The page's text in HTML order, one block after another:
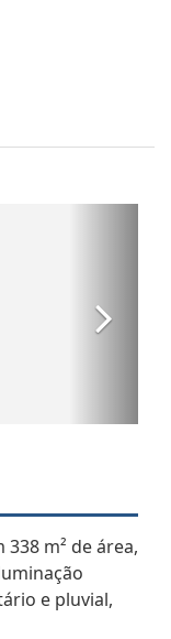
m² de área,
e pluvial,